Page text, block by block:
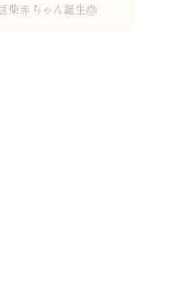
柴赤ちゃん誕生🎂